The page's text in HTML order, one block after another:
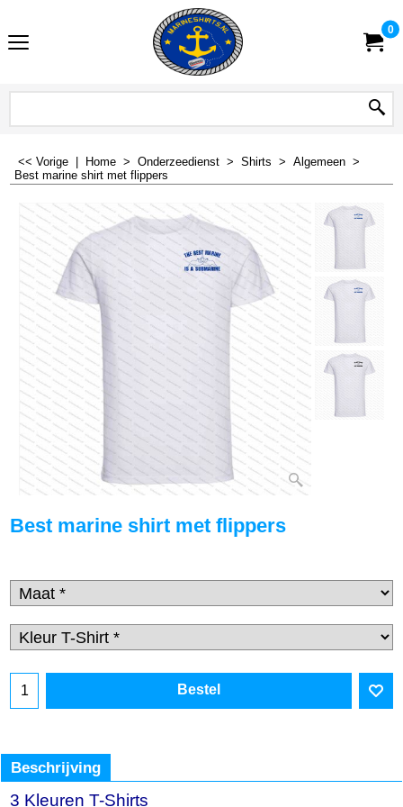
0
<< Vorige Home > Onderzeedienst > Shirts > Algemeen >
Best marine shirt met flippers
Best marine shirt met flippers
Bestel
Beschrijving
3 Kleuren T-Shirts